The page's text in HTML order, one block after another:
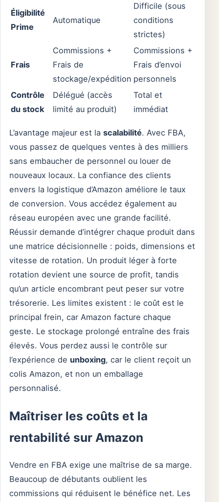
Éligibilité
Prime
Automatique
Difficile (sous
conditions
strictes)
Frais
Commissions +
Frais de
stockage/expédition
Commissions +
Frais d’envoi
personnels
Contrôle
du stock
Délégué (accès
limité au produit)
Total et
immédiat
L’avantage majeur est la scalabilité. Avec FBA,
vous passez de quelques ventes à des milliers
sans embaucher de personnel ou louer de
nouveaux locaux. La confiance des clients
envers la logistique d’Amazon améliore le taux
de conversion. Vous accédez également au
réseau européen avec une grande facilité.
Réussir demande d’intégrer chaque produit dans
une matrice décisionnelle : poids, dimensions et
vitesse de rotation. Un produit léger à forte
rotation devient une source de profit, tandis
qu’un article encombrant peut peser sur votre
trésorerie. Les limites existent : le coût est le
principal frein, car Amazon facture chaque
geste. Le stockage prolongé entraîne des frais
élevés. Vous perdez aussi le contrôle sur
l’expérience de unboxing, car le client reçoit un
colis Amazon, et non un emballage
personnalisé.
Maîtriser les coûts et la
rentabilité sur Amazon
Vendre en FBA exige une maîtrise de sa marge.
Beaucoup de débutants oublient les
commissions qui réduisent le bénéfice net. Les